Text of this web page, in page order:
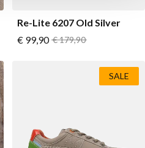
Re-Lite 6207 Old Silver
Vanaf
€ 99,90 Normale prijs
€ 179,90
SALE